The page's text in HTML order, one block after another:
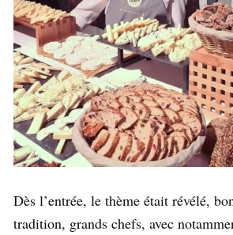
Dès l’entrée, le thème était révélé,
tradition, grands chefs, avec